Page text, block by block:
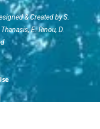
& Created by S.
E. Rinou, D.